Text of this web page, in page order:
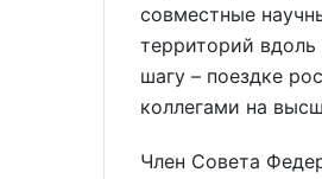
совместные
территорий
шагу – поездке
коллегами на
Член Совета